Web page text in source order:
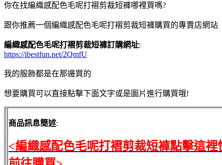
你在找編織感配色毛呢打褶剪裁短褲哪裡買嗎?
跟你推薦一個編織感配色毛呢打褶剪裁短褲購買的專賣店網站
編織感配色毛呢打褶剪裁短褲訂購網址:
https://ibestfun.net/2QmfU
我的服飾都是在那邊買的
想要購買可以直接點擊下面文字或是圖片進行購買哦!
商品訊息簡述:
<編織感配色毛呢打褶剪裁短褲點擊這裡